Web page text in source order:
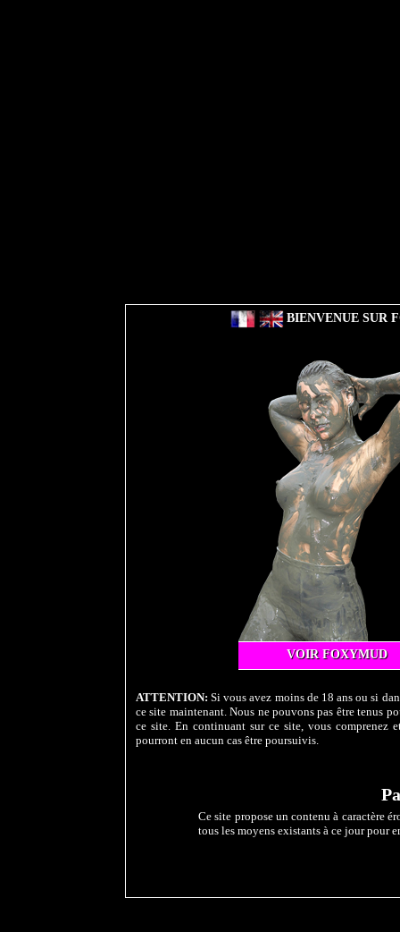
BIENVENUE SUR
VOIR FOXYMUD
ATTENTION: Si vous avez moins de 18 ans ou si
ce site maintenant. Nous ne pouvons pas être tenus
ce site. En continuant sur ce site, vous comprenez
pourront en aucun cas être poursuivis.
Ce site propose un contenu à caractère
tous les moyens existants à ce jour pour